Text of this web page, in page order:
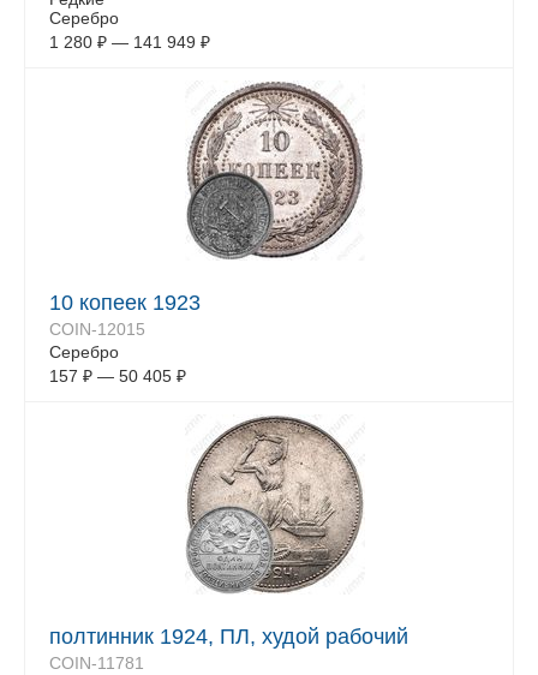
Серебро
1 280 ₽ — 141 949 ₽
10 копеек 1923
COIN-12015
Серебро
157 ₽ — 50 405 ₽
полтинник 1924, ПЛ, худой рабочий
COIN-11781